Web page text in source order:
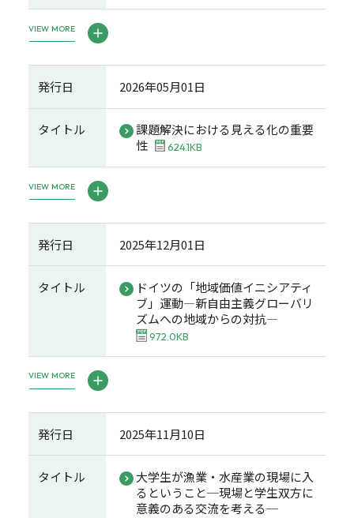
VIEW MORE
発行日 2026年05月01日
タイトル
課題解決における見える化の重要
性
624.1KB
VIEW MORE
発行日 2025年12月01日
タイトル
ドイツの「地域価値イニシアティ
ブ」運動―新自由主義グローバリ
ズムへの地域からの対抗―
972.0KB
VIEW MORE
発行日 2025年11月10日
タイトル
大学生が漁業・水産業の現場に入
るということ─現場と学生双方に
意義のある交流を考える─